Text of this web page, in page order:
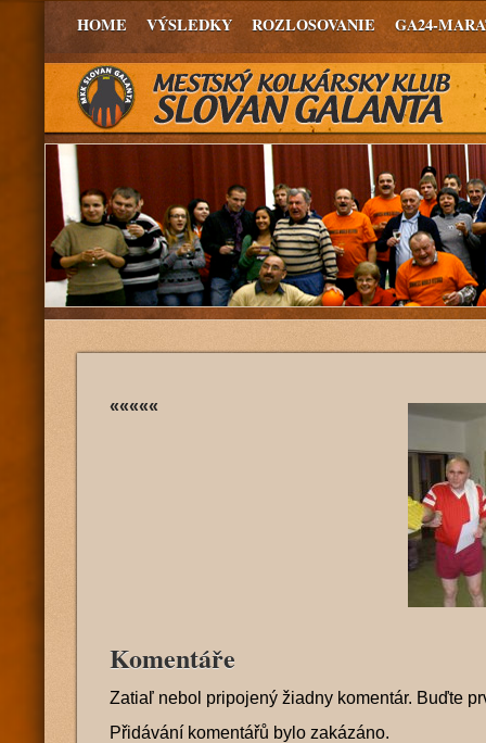
HOME VÝSLEDKY ROZLOSOVANIE GA24-
«««««
Komentáře
Zatiaľ nebol pripojený žiadny komentár. Buďte
Přidávání komentářů bylo zakázáno.